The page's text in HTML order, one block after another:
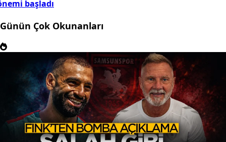
başladı
Günün Çok Okunanları